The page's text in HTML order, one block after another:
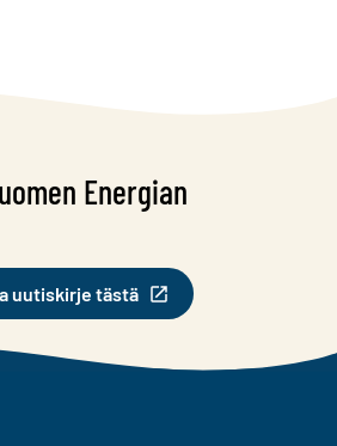
Energian
uutiskirje tästä